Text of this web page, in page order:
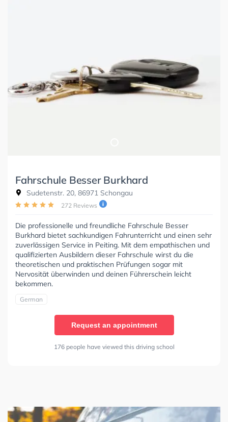
Fahrschule Besser Burkhard
Sudetenstr. 20, 86971 Schongau
272 Reviews
Die professionelle und freundliche Fahrschule Besser
Burkhard bietet sachkundigen Fahrunterricht und einen sehr
zuverlässigen Service in Peiting. Mit dem empathischen und
qualifizierten Ausbildern dieser Fahrschule wirst du die
theoretischen und praktischen Prüfungen sogar mit
Nervosität überwinden und deinen Führerschein leicht
bekommen.
German
Request an appointment
176 people have viewed this driving school